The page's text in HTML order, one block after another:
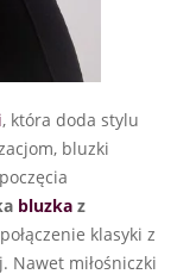
, która doda stylu
bluzki
bluzka z
klasyki z
Nawet miłośniczki